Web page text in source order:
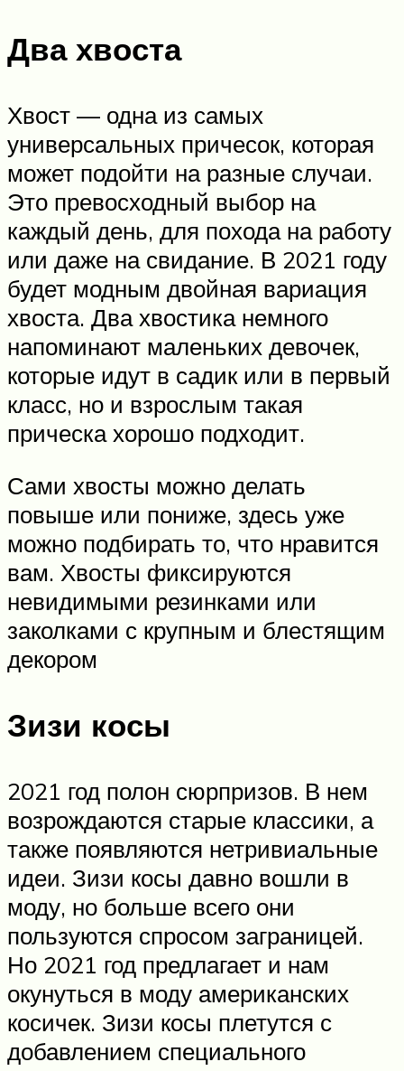
Два хвоста
Хвост — одна из самых
универсальных причесок, которая
может подойти на разные случаи.
Это превосходный выбор на
каждый день, для похода на работу
или даже на свидание. В 2021 году
будет модным двойная вариация
хвоста. Два хвостика немного
напоминают маленьких девочек,
которые идут в садик или в первый
класс, но и взрослым такая
прическа хорошо подходит.
Сами хвосты можно делать
повыше или пониже, здесь уже
можно подбирать то, что нравится
вам. Хвосты фиксируются
невидимыми резинками или
заколками с крупным и блестящим
декором
Зизи косы
2021 год полон сюрпризов. В нем
возрождаются старые классики, а
также появляются нетривиальные
идеи. Зизи косы давно вошли в
моду, но больше всего они
пользуются спросом заграницей.
Но 2021 год предлагает и нам
окунуться в моду американских
косичек. Зизи косы плетутся с
добавлением специального